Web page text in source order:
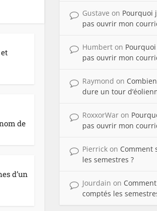
de
d’un
Gustave on Pourquoi
pas ouvrir mon
Humbert on
pas ouvrir mon
Raymond on
dure un tour
RoxxorWar on
pas ouvrir mon
Pierrick on Comment
les semestres ?
Jourdain on
comptés les